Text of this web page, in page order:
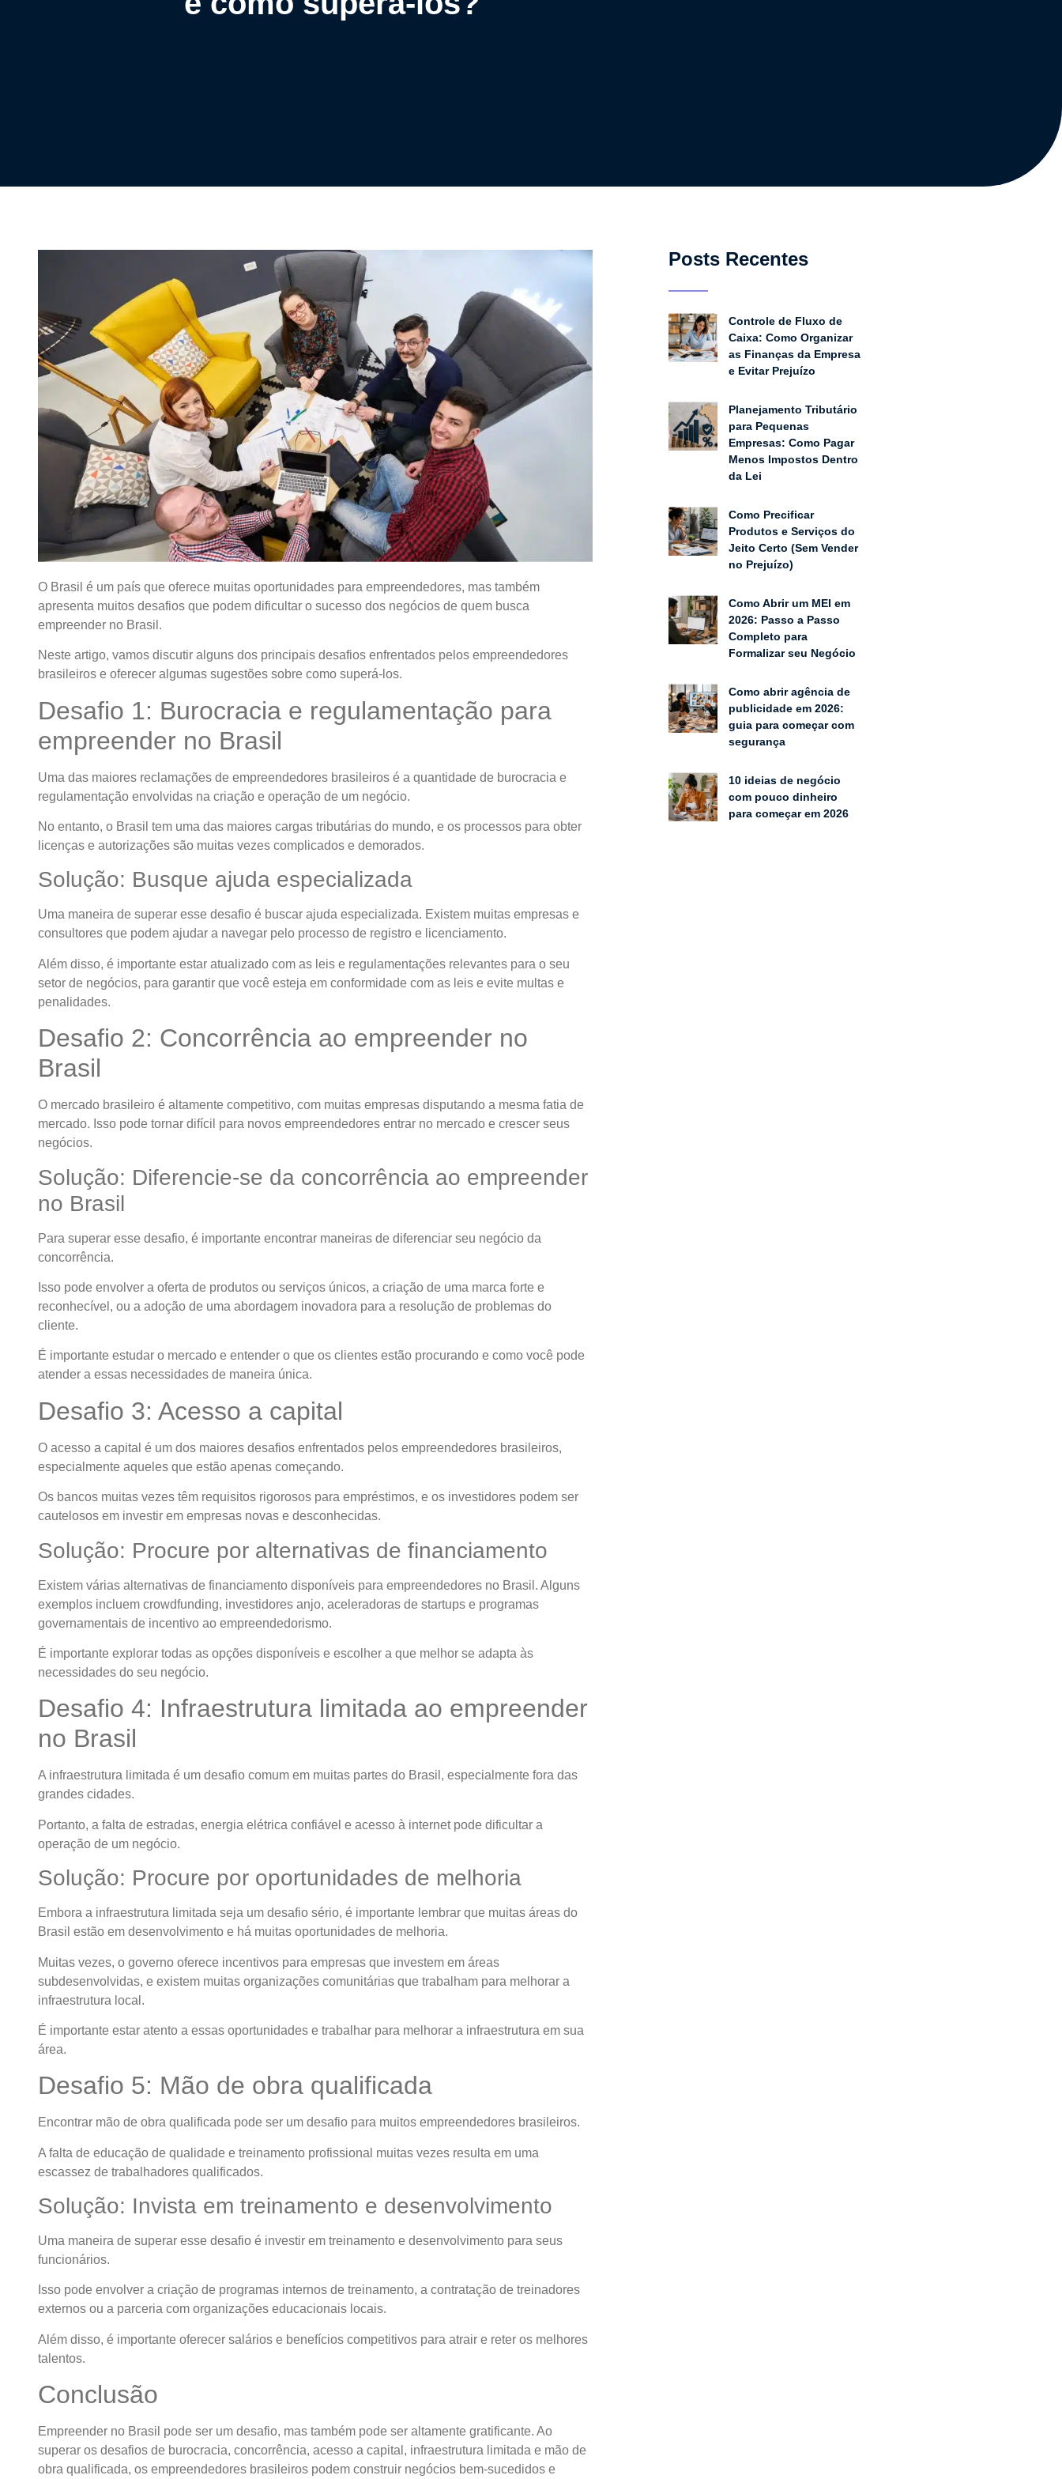
O Brasil é um país que oferece muitas oportunidades para empreendedores, mas também
apresenta muitos desafios que podem dificultar o sucesso dos negócios de quem busca
empreender no Brasil.
Neste artigo, vamos discutir alguns dos principais desafios enfrentados pelos empreendedores
brasileiros e oferecer algumas sugestões sobre como superá-los.
Desafio 1: Burocracia e regulamentação para
empreender no Brasil
Uma das maiores reclamações de empreendedores brasileiros é a quantidade de burocracia e
regulamentação envolvidas na criação e operação de um negócio.
No entanto, o Brasil tem uma das maiores cargas tributárias do mundo, e os processos para obter
licenças e autorizações são muitas vezes complicados e demorados.
Solução: Busque ajuda especializada
Uma maneira de superar esse desafio é buscar ajuda especializada. Existem muitas empresas e
consultores que podem ajudar a navegar pelo processo de registro e licenciamento.
Além disso, é importante estar atualizado com as leis e regulamentações relevantes para o seu
setor de negócios, para garantir que você esteja em conformidade com as leis e evite multas e
penalidades.
Desafio 2: Concorrência ao empreender no
Brasil
O mercado brasileiro é altamente competitivo, com muitas empresas disputando a mesma fatia de
mercado. Isso pode tornar difícil para novos empreendedores entrar no mercado e crescer seus
negócios.
Solução: Diferencie-se da concorrência ao empreender
no Brasil
Para superar esse desafio, é importante encontrar maneiras de diferenciar seu negócio da
concorrência.
Isso pode envolver a oferta de produtos ou serviços únicos, a criação de uma marca forte e
reconhecível, ou a adoção de uma abordagem inovadora para a resolução de problemas do
cliente.
É importante estudar o mercado e entender o que os clientes estão procurando e como você pode
atender a essas necessidades de maneira única.
Desafio 3: Acesso a capital
O acesso a capital é um dos maiores desafios enfrentados pelos empreendedores brasileiros,
especialmente aqueles que estão apenas começando.
Os bancos muitas vezes têm requisitos rigorosos para empréstimos, e os investidores podem ser
cautelosos em investir em empresas novas e desconhecidas.
Solução: Procure por alternativas de financiamento
Existem várias alternativas de financiamento disponíveis para empreendedores no Brasil. Alguns
exemplos incluem crowdfunding, investidores anjo, aceleradoras de startups e programas
governamentais de incentivo ao empreendedorismo.
É importante explorar todas as opções disponíveis e escolher a que melhor se adapta às
necessidades do seu negócio.
Desafio 4: Infraestrutura limitada ao empreender
no Brasil
A infraestrutura limitada é um desafio comum em muitas partes do Brasil, especialmente fora das
grandes cidades.
Portanto, a falta de estradas, energia elétrica confiável e acesso à internet pode dificultar a
operação de um negócio.
Solução: Procure por oportunidades de melhoria
Embora a infraestrutura limitada seja um desafio sério, é importante lembrar que muitas áreas do
Brasil estão em desenvolvimento e há muitas oportunidades de melhoria.
Muitas vezes, o governo oferece incentivos para empresas que investem em áreas
subdesenvolvidas, e existem muitas organizações comunitárias que trabalham para melhorar a
infraestrutura local.
É importante estar atento a essas oportunidades e trabalhar para melhorar a infraestrutura em sua
área.
Desafio 5: Mão de obra qualificada
Encontrar mão de obra qualificada pode ser um desafio para muitos empreendedores brasileiros.
A falta de educação de qualidade e treinamento profissional muitas vezes resulta em uma
escassez de trabalhadores qualificados.
Solução: Invista em treinamento e desenvolvimento
Uma maneira de superar esse desafio é investir em treinamento e desenvolvimento para seus
funcionários.
Isso pode envolver a criação de programas internos de treinamento, a contratação de treinadores
externos ou a parceria com organizações educacionais locais.
Além disso, é importante oferecer salários e benefícios competitivos para atrair e reter os melhores
talentos.
Conclusão
Empreender no Brasil pode ser um desafio, mas também pode ser altamente gratificante. Ao
superar os desafios de burocracia, concorrência, acesso a capital, infraestrutura limitada e mão de
obra qualificada, os empreendedores brasileiros podem construir negócios bem-sucedidos e
Posts Recentes
Controle de Fluxo de
Caixa: Como Organizar
as Finanças da Empresa
e Evitar Prejuízo
Planejamento Tributário
para Pequenas
Empresas: Como Pagar
Menos Impostos Dentro
da Lei
Como Precificar
Produtos e Serviços do
Jeito Certo (Sem Vender
no Prejuízo)
Como Abrir um MEI em
2026: Passo a Passo
Completo para
Formalizar seu Negócio
Como abrir agência de
publicidade em 2026:
guia para começar com
segurança
10 ideias de negócio
com pouco dinheiro
para começar em 2026